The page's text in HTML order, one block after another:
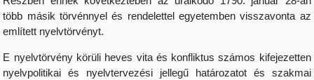
több másik törvénnyel és rendelettel egyetemben visszavonta az
említett nyelvtörvényt.
E nyelvtörvény körüli heves vita és konfliktus számos kifejezetten
nyelvpolitikai és nyelvtervezési jellegű határozatot és szakmai